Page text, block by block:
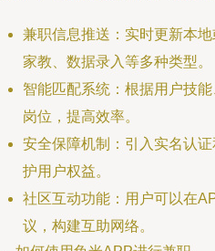
兼职信息推送：实时更新本
家教、数据录入等多种类型。
智能匹配系统：根据用户技
岗位，提高效率。
安全保障机制：引入实名认
护用户权益。
社区互动功能：用户可以在
议，构建互助网络。